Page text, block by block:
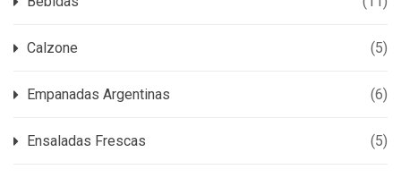
Calzone (5)
Empanadas Argentinas (6)
Ensaladas Frescas (5)